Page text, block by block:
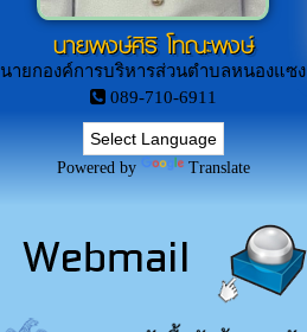
นายพงษ์ศิริ โทณะพงษ์
นายกองค์การบริหารส่วนตำบลหนองแซง
089-710-6911
Powered by Translate